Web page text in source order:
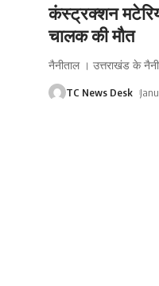
कंस्ट्रक्शन
चालक की मौत
नैनीताल । उत्तराखंड के
TC News Desk